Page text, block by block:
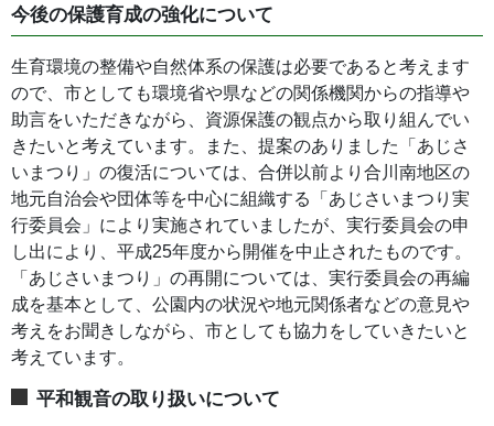
今後の保護育成の強化について
生育環境の整備や自然体系の保護は必要であると考えます
ので、市としても環境省や県などの関係機関からの指導や
助言をいただきながら、資源保護の観点から取り組んでい
きたいと考えています。また、提案のありました「あじさ
いまつり」の復活については、合併以前より合川南地区の
地元自治会や団体等を中心に組織する「あじさいまつり実
行委員会」により実施されていましたが、実行委員会の申
し出により、平成25年度から開催を中止されたものです。
「あじさいまつり」の再開については、実行委員会の再編
成を基本として、公園内の状況や地元関係者などの意見や
考えをお聞きしながら、市としても協力をしていきたいと
考えています。
平和観音の取り扱いについて